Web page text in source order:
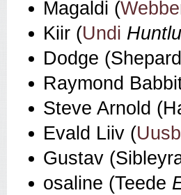
Magaldi (
Kiir (Undi
Dodge
Raymond
Steve Arnold
Evald Liiv (
Gustav
osaline (Teede